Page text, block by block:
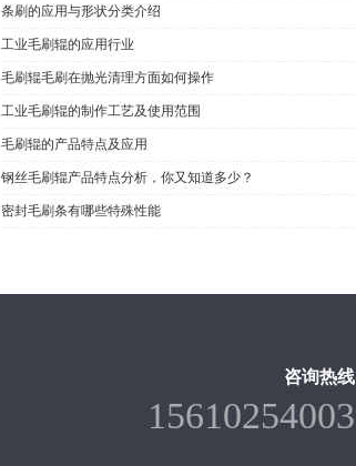
条刷的应用与形状分类介绍
工业毛刷辊的应用行业
毛刷辊毛刷在抛光清理方面如何操作
工业毛刷辊的制作工艺及使用范围
毛刷辊的产品特点及应用
钢丝毛刷辊产品特点分析，你又知道多少？
密封毛刷条有哪些特殊性能
咨询热线
15610254003